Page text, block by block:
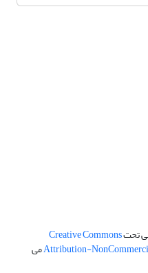
تحتCreative Commons
Attribution-می